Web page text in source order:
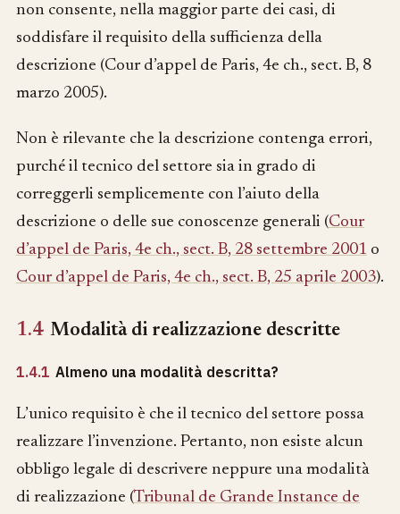
non consente, nella maggior parte dei casi, di
soddisfare il requisito della sufficienza della
descrizione (Cour d’appel de Paris, 4e ch., sect. B, 8
marzo 2005).
Non è rilevante che la descrizione contenga errori,
purché il tecnico del settore sia in grado di
correggerli semplicemente con l’aiuto della
descrizione o delle sue conoscenze generali (Cour
d’appel de Paris, 4e ch., sect. B, 28 settembre 2001 o
Cour d’appel de Paris, 4e ch., sect. B, 25 aprile 2003).
1.4 Modalità di realizzazione descritte
1.4.1 Almeno una modalità descritta?
L’unico requisito è che il tecnico del settore possa
realizzare l’invenzione. Pertanto, non esiste alcun
obbligo legale di descrivere neppure una modalità
di realizzazione (Tribunal de Grande Instance de